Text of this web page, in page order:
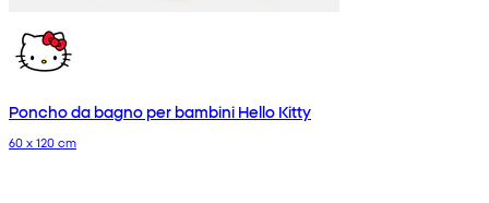
Poncho da bagno per bambini Hello Kitty
60 x 120 cm